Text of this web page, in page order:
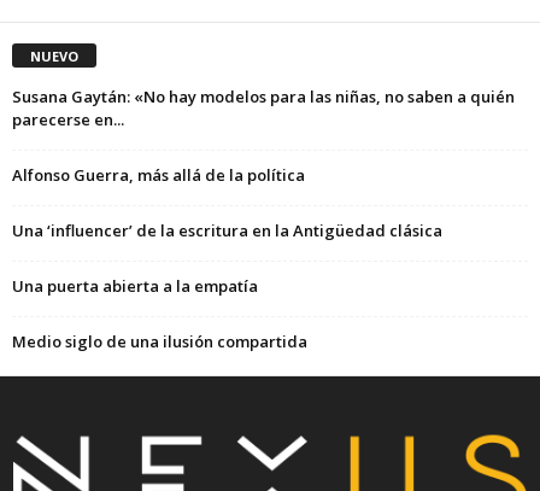
NUEVO
Susana Gaytán: «No hay modelos para las niñas, no saben a quién
parecerse en...
Alfonso Guerra, más allá de la política
Una ‘influencer’ de la escritura en la Antigüedad clásica
Una puerta abierta a la empatía
Medio siglo de una ilusión compartida